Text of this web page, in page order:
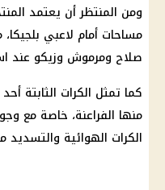
ومن المنتظر أن يعتمد
مساحات أمام لاعبي بلجيكا،
صلاح ومرموش وزيكو عند
كما تمثل الكرات الثابتة
منها الفراعنة، خاصة مع
الكرات الهوائية والتسديد